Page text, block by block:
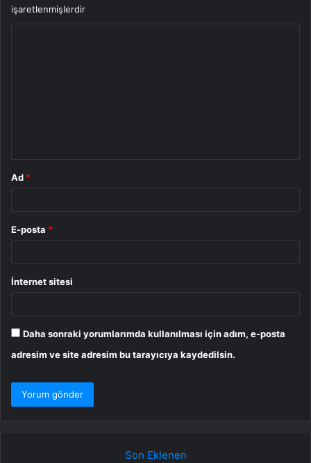
işaretlenmişlerdir
Ad *
E-posta *
İnternet sitesi
Daha sonraki yorumlarımda kullanılması için adım, e-posta
adresim ve site adresim bu tarayıcıya kaydedilsin.
Son Eklenen